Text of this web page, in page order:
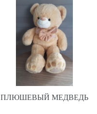
ПЛЮШЕВЫЙ МЕДВЕДЬ